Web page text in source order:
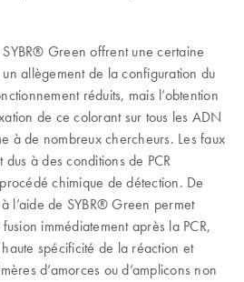
Green offrent une certaine
allègement de la configuration du
réduits, mais l’obtention
de ce colorant sur tous les ADN
à de nombreux chercheurs. Les faux
à des conditions de PCR
chimique de détection. De
l’aide de SYBR® Green permet
immédiatement après la PCR,
spécificité de la réaction et
d’amorces ou d’amplicons non